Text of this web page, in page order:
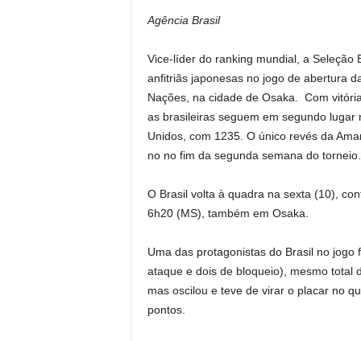
s
p
p
e
o
o
k
n
k
Agência Brasil
Vice-líder do ranking mundial, a Seleção
anfitriãs japonesas no jogo de abertura
Nações, na cidade de Osaka. Com
as brasileiras seguem em segundo
Unidos, com 1235. O único revés da
no no fim da segunda semana do torneio.
O Brasil volta à quadra na sexta (10),
6h20 (MS), também em Osaka.
Uma das protagonistas do Brasil no
ataque e dois de bloqueio), mesmo total
mas oscilou e teve de virar o placar no
pontos.